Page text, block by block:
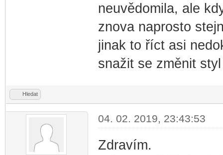
neuvědomila, ale
znova naprosto
jinak to říct asi
snažit se změnit
Hledat
04. 02. 2019, 23:43:53
Zdravím.